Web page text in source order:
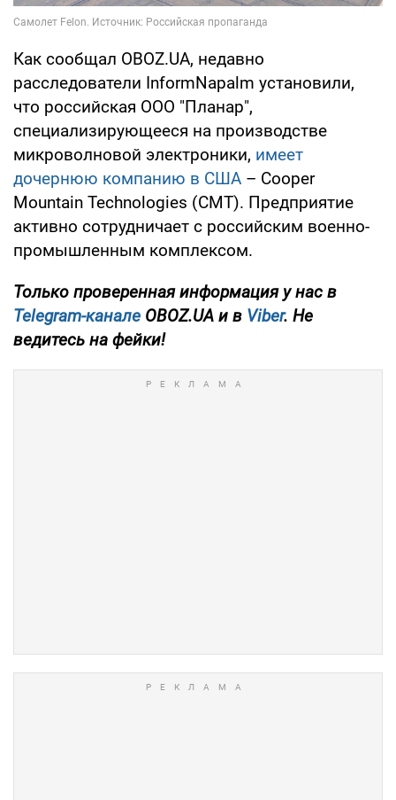
Как сообщал OBOZ.UA, недавно
расследователи InformNapalm установили,
что российская ООО "Планар",
специализирующееся на производстве
микроволновой электроники, имеет
дочернюю компанию в США – Cooper
Mountain Technologies (CMT). Предприятие
активно сотрудничает с российским военно-
промышленным комплексом.
Только проверенная информация у нас в
Telegram-канале OBOZ.UA и в Viber. Не
ведитесь на фейки!